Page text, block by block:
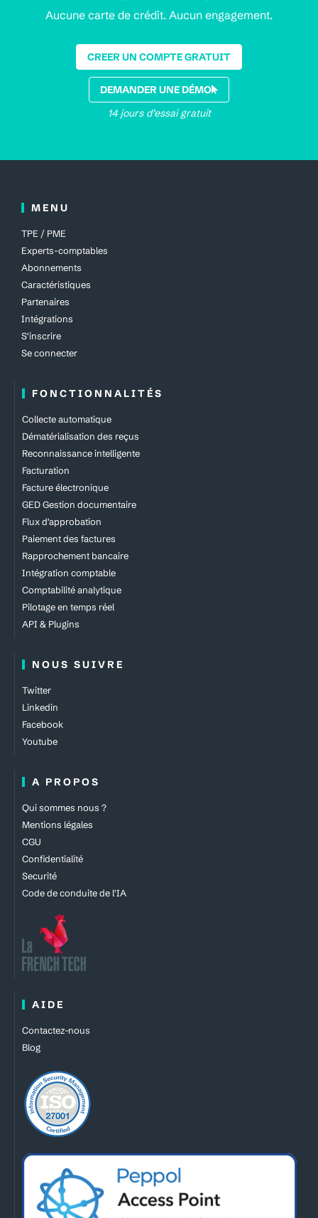
Aucune carte de crédit. Aucun engagement.
CREER UN COMPTE GRATUIT
DEMANDER UNE DÉMO
14 jours d’essai gratuit
MENU
TPE / PME
Experts-comptables
Abonnements
Caractéristiques
Partenaires
Intégrations
S'inscrire
Se connecter
FONCTIONNALITÉS
Collecte automatique
Dématérialisation des reçus
Reconnaissance intelligente
Facturation
Facture électronique
GED Gestion documentaire
Flux d'approbation
Paiement des factures
Rapprochement bancaire
Intégration comptable
Comptabilité analytique
Pilotage en temps réel
API & Plugins
NOUS SUIVRE
Twitter
Linkedin
Facebook
Youtube
A PROPOS
Qui sommes nous ?
Mentions légales
CGU
Confidentialité
Securité
Code de conduite de l'IA
AIDE
Contactez-nous
Blog